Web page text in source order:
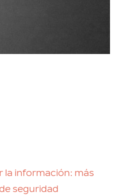
información: más
seguridad